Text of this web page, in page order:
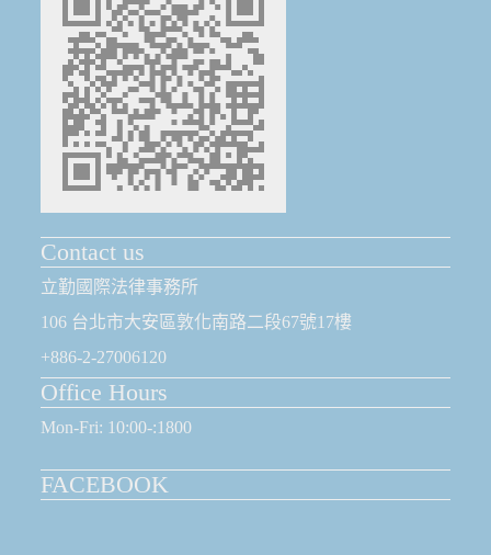
Contact us
立勤國際法律事務所
106 台北市大安區敦化南路二段67號17樓
+886-2-27006120
Office Hours
Mon-Fri: 10:00-:1800
FACEBOOK